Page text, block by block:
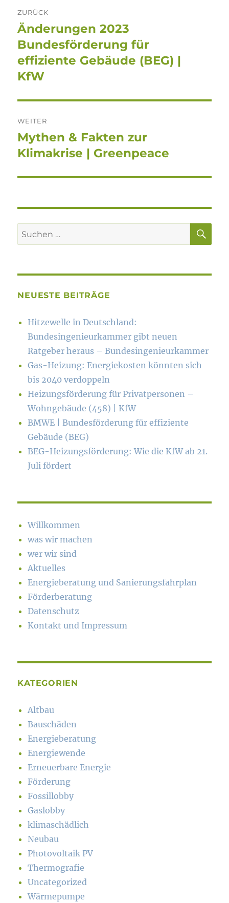
ZURÜCK
Vorheriger
Beitrag:
Änderungen 2023
Bundesförderung für
effiziente Gebäude (BEG) |
KfW
WEITER
Nächster
Beitrag:
Mythen & Fakten zur
Klimakrise | Greenpeace
Suchen
nach:
NEUESTE BEITRÄGE
Hitzewelle in Deutschland:
Bundesingenieurkammer gibt neuen
Ratgeber heraus – Bundesingenieurkammer
Gas-Heizung: Energiekosten könn­ten sich
bis 2040 verdoppeln
Heizungsförderung für Privatpersonen –
Wohngebäude (458) | KfW
BMWE | Bundesförderung für effiziente
Gebäude (BEG)
BEG-Heizungsförderung: Wie die KfW ab 21.
Juli fördert
Willkommen
was wir machen
wer wir sind
Aktuelles
Energieberatung und Sanierungsfahrplan
Förderberatung
Datenschutz
Kontakt und Impressum
KATEGORIEN
Altbau
Bauschäden
Energieberatung
Energiewende
Erneuerbare Energie
Förderung
Fossillobby
Gaslobby
klimaschädlich
Neubau
Photovoltaik PV
Thermografie
Uncategorized
Wärmepumpe